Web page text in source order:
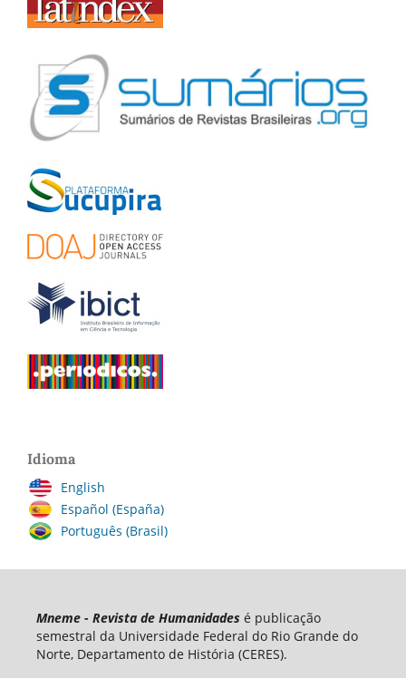
Idioma
English
Español (España)
Português (Brasil)
Mneme - Revista de Humanidades é publicação
semestral da Universidade Federal do Rio Grande do
Norte, Departamento de História (CERES).